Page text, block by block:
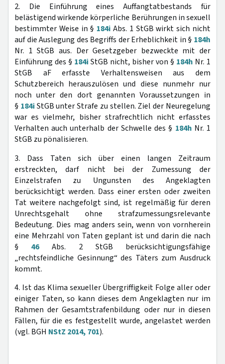
2. Die Einführung eines Auffangtatbestands für
belästigend wirkende körperliche Berührungen in sexuell
bestimmter Weise in § 184i Abs. 1 StGB wirkt sich nicht
auf die Auslegung des Begriffs der Erheblichkeit in § 184h
Nr. 1 StGB aus. Der Gesetzgeber bezweckte mit der
Einführung des § 184iStGB nicht, bisher von § 184h Nr. 1
StGB aF erfasste Verhaltensweisen aus dem
Schutzbereich herauszulösen und diese nunmehr nur
noch unter den dort genannten Voraussetzungen in
§ 184iStGB unter Strafe zu stellen. Ziel der Neuregelung
war es vielmehr, bisher strafrechtlich nicht erfasstes
Verhalten auch unterhalb der Schwelle des § 184h Nr. 1
StGB zu pönalisieren.
3. Dass Taten sich über einen langen Zeitraum
erstreckten, darf nicht bei der Zumessung der
Einzelstrafen zu Ungunsten des Angeklagten
berücksichtigt werden. Dass einer ersten oder zweiten
Tat weitere nachgefolgt sind, ist regelmäßig für deren
Unrechtsgehalt ohne strafzumessungsrelevante
Bedeutung. Dies mag anders sein, wenn von vornherein
eine Mehrzahl von Taten geplant ist und darin die nach
§46Abs. 2 StGB berücksichtigungsfähige
„rechtsfeindliche Gesinnung“ des Täters zum Ausdruck
kommt.
4. Ist das Klima sexueller Übergriffigkeit Folge aller oder
einiger Taten, so kann dieses dem Angeklagten nur im
Rahmen der Gesamtstrafenbildung oder nur in diesen
Fällen, für die es festgestellt wurde, angelastet werden
(vgl. BGH NStZ 2014, 701).